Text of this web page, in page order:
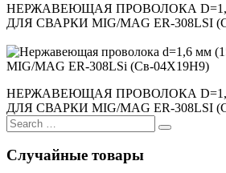
НЕРЖАВЕЮЩАЯ ПРОВОЛОКА D=1,2
ДЛЯ СВАРКИ MIG/MAG ER-308LSI
НЕРЖАВЕЮЩАЯ ПРОВОЛОКА D=1,6
ДЛЯ СВАРКИ MIG/MAG ER-308LSI
Search
for:
Случайные товары